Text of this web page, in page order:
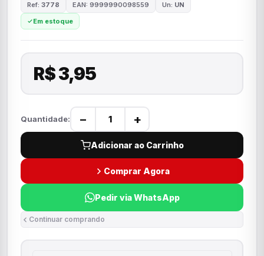
Ref: 3778 EAN: 9999990098559 Un: UN
Em estoque
R$ 3,95
Quantidade: − +
Adicionar ao Carrinho
Comprar Agora
Pedir via WhatsApp
Continuar comprando